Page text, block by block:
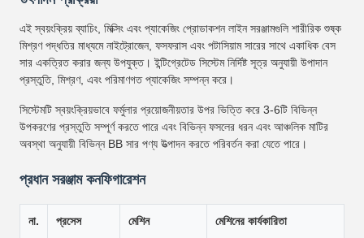
এই স্বয়ংক্রিয় ব্যাচিং, মিক্সিং এবং প্যাকেজিং প্রোডাকশন লাইন সরঞ্জামগুলি শারীরিক শুষ্ক
মিশ্রণ পদ্ধতির মাধ্যমে নাইট্রোজেন, ফসফরাস এবং পটাসিয়াম সারের সাথে একাধিক বেস
সার একত্রিত করার জন্য উপযুক্ত। ইন্টিগ্রেটেড সিস্টেম নির্দিষ্ট সূত্র অনুযায়ী উপাদান
প্রস্তুতি, মিশ্রণ, এবং পরিমাণগত প্যাকেজিং সম্পন্ন করে।
সিস্টেমটি স্বয়ংক্রিয়ভাবে ফর্মুলার প্রয়োজনীয়তার উপর ভিত্তি করে 3-6টি বিভিন্ন
উপকরণের প্রস্তুতি সম্পূর্ণ করতে পারে এবং বিভিন্ন ফসলের ধরন এবং আঞ্চলিক মাটির
অবস্থা অনুযায়ী বিভিন্ন BB সার পণ্য উত্পাদন করতে পরিবর্তন করা যেতে পারে।
প্রধান সরঞ্জাম কনফিগারেশন
না. প্রসেস মেশিন মেশিনের কার্যকারিতা